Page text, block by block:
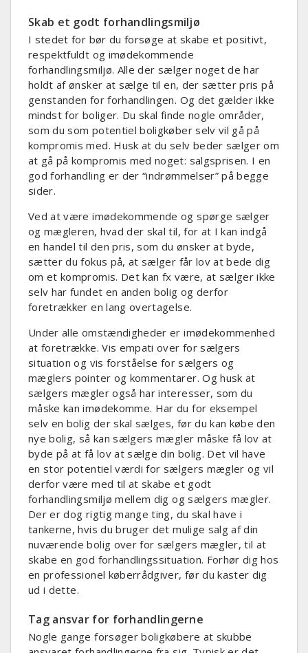
Skab et godt forhandlingsmiljø
I stedet for bør du forsøge at skabe et positivt,
respektfuldt og imødekommende
forhandlingsmiljø. Alle der sælger noget de har
holdt af ønsker at sælge til en, der sætter pris på
genstanden for forhandlingen. Og det gælder ikke
mindst for boliger. Du skal finde nogle områder,
som du som potentiel boligkøber selv vil gå på
kompromis med. Husk at du selv beder sælger om
at gå på kompromis med noget: salgsprisen. I en
god forhandling er der “indrømmelser” på begge
sider.
Ved at være imødekommende og spørge sælger
og mægleren, hvad der skal til, for at I kan indgå
en handel til den pris, som du ønsker at byde,
sætter du fokus på, at sælger får lov at bede dig
om et kompromis. Det kan fx være, at sælger ikke
selv har fundet en anden bolig og derfor
foretrækker en lang overtagelse.
Under alle omstændigheder er imødekommenhed
at foretrække. Vis empati over for sælgers
situation og vis forståelse for sælgers og
mæglers pointer og kommentarer. Og husk at
sælgers mægler også har interesser, som du
måske kan imødekomme. Har du for eksempel
selv en bolig der skal sælges, før du kan købe den
nye bolig, så kan sælgers mægler måske få lov at
byde på at få lov at sælge din bolig. Det vil have
en stor potentiel værdi for sælgers mægler og vil
derfor være med til at skabe et godt
forhandlingsmiljø mellem dig og sælgers mægler.
Der er dog rigtig mange ting, du skal have i
tankerne, hvis du bruger det mulige salg af din
nuværende bolig over for sælgers mægler, til at
skabe en god forhandlingssituation. Forhør dig hos
en professionel køberrådgiver, før du kaster dig
ud i dette.
Tag ansvar for forhandlingerne
Nogle gange forsøger boligkøbere at skubbe